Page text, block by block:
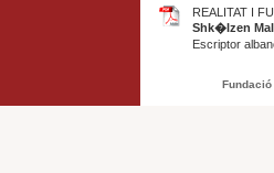
REALITAT I
Shk�lzen
Escriptor